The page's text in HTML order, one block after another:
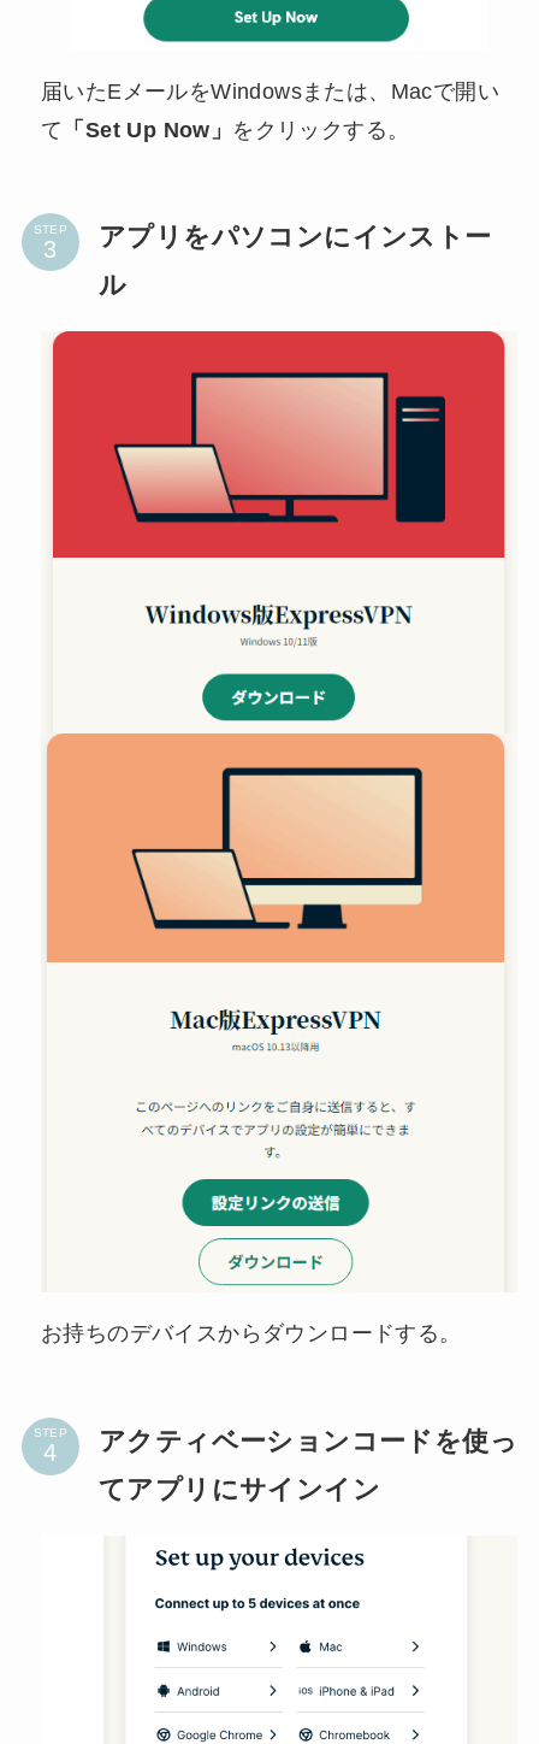
届いたEメールをWindowsまたは、Macで開い
て 「Set Up Now」 をクリックする。
STEP
アプリをパソコンにインストー
ル
お持ちのデバイスからダウンロードする。
STEP
アクティベーションコードを使っ
てアプリにサインイン